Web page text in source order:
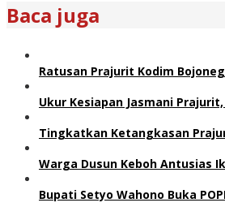
Baca juga
Ratusan Prajurit Kodim
Ukur Kesiapan Jasmani
Tingkatkan Ketangkasan
Warga Dusun Keboh Antusias
Bupati Setyo Wahono Buka